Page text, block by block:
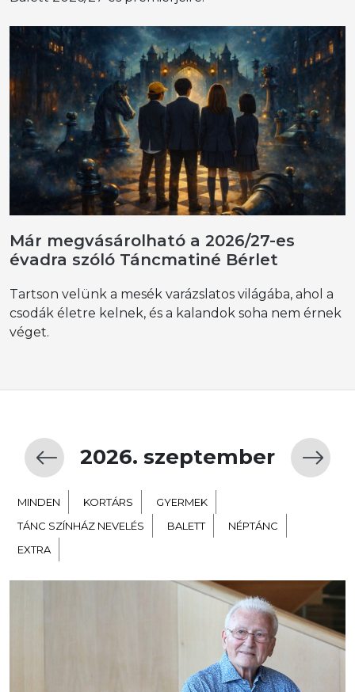
Már megvásárolható a 2026/27-es
évadra szóló Táncmatiné Bérlet
Tartson velünk a mesék varázslatos világába, ahol a
csodák életre kelnek, és a kalandok soha nem érnek
véget.
2026. szeptember
MINDEN KORTÁRS
GYERMEK
TÁNC SZÍNHÁZ NEVELÉS
BALETT
NÉPTÁNC
EXTRA